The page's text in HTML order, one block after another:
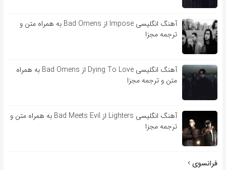
آهنگ انگلیسی Impose از Bad Omens به همراه متن و
ترجمه مجزا
آهنگ انگلیسی Dying To Love از Bad Omens به همراه
متن و ترجمه مجزا
آهنگ انگلیسی Lighters از Bad Meets Evil به همراه متن و
ترجمه مجزا
فرانسوی